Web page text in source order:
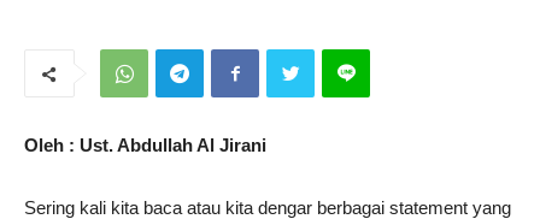
Oleh : Ust. Abdullah Al Jirani
Sering kali kita baca atau kita dengar berbagai statement yang